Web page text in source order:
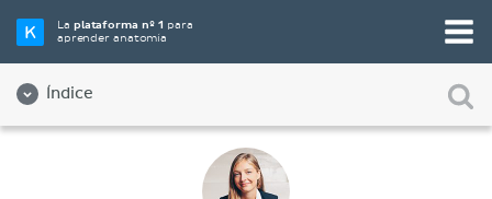
Laplataforma nº 1 para
aprender anatomía
Índice